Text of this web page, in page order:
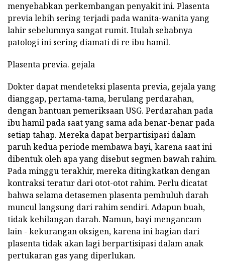
menyebabkan perkembangan penyakit ini. Plasenta
previa lebih sering terjadi pada wanita-wanita yang
lahir sebelumnya sangat rumit. Itulah sebabnya
patologi ini sering diamati di re ibu hamil.
Plasenta previa. gejala
Dokter dapat mendeteksi plasenta previa, gejala yang
dianggap, pertama-tama, berulang perdarahan,
dengan bantuan pemeriksaan USG. Perdarahan pada
ibu hamil pada saat yang sama ada benar-benar pada
setiap tahap. Mereka dapat berpartisipasi dalam
paruh kedua periode membawa bayi, karena saat ini
dibentuk oleh apa yang disebut segmen bawah rahim.
Pada minggu terakhir, mereka ditingkatkan dengan
kontraksi teratur dari otot-otot rahim. Perlu dicatat
bahwa selama detasemen plasenta pembuluh darah
muncul langsung dari rahim sendiri. Adapun buah,
tidak kehilangan darah. Namun, bayi mengancam
lain - kekurangan oksigen, karena ini bagian dari
plasenta tidak akan lagi berpartisipasi dalam anak
pertukaran gas yang diperlukan.